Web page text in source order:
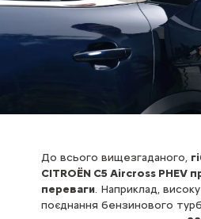
До всього вищезгаданого,
CITROЁN C5 Aircross PHEV
переваги. Наприклад,
поєднання бензинового